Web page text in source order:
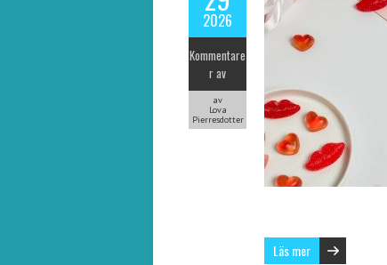
2026
Kommentare
r av
av
Lova
Pierresdotter
Läs mer